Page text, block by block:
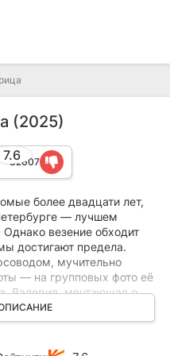
(2025)
7.6
82607
более двадцати лет,
— лучшем
везение обходит
достигают предела.
мучительно
— на групповых фото её
Валерия, мечтающая о
уважения от
Оля, полностью
себя. Однажды,